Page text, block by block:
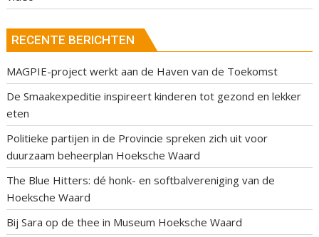
RECENTE BERICHTEN
MAGPIE-project werkt aan de Haven van de Toekomst
De Smaakexpeditie inspireert kinderen tot gezond en lekker
eten
Politieke partijen in de Provincie spreken zich uit voor
duurzaam beheerplan Hoeksche Waard
The Blue Hitters: dé honk- en softbalvereniging van de
Hoeksche Waard
Bij Sara op de thee in Museum Hoeksche Waard